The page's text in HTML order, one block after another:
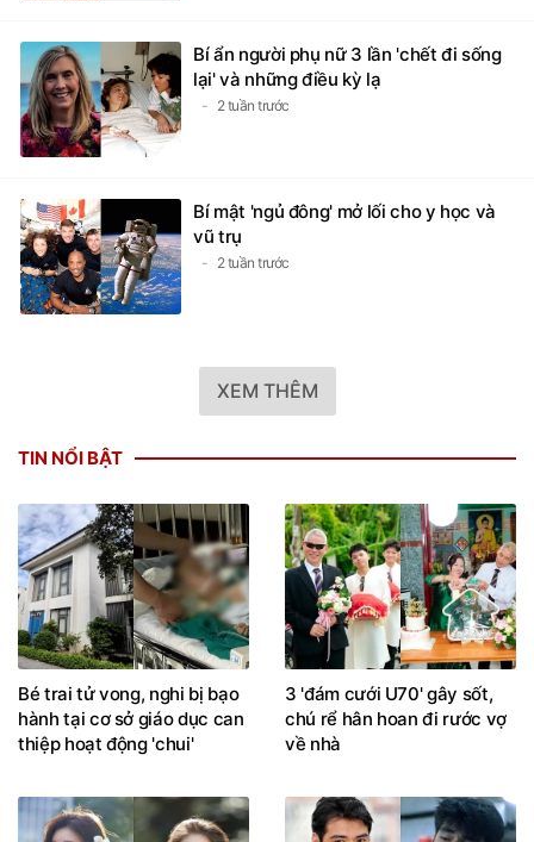
Bí ẩn người phụ nữ 3 lần 'chết đi sống
lại' và những điều kỳ lạ
2 tuần trước
Bí mật 'ngủ đông' mở lối cho y học và
vũ trụ
2 tuần trước
XEM THÊM
TIN NỔI BẬT
Bé trai tử vong, nghi bị bạo
hành tại cơ sở giáo dục can
thiệp hoạt động 'chui'
3 'đám cưới U70' gây sốt,
chú rể hân hoan đi rước vợ
về nhà